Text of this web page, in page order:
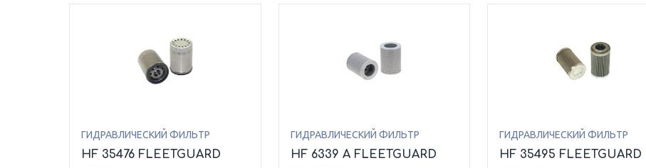
ГИДРАВЛИЧЕСКИЙ ФИЛЬТР
HF 35476 FLEETGUARD
ГИДРАВЛИЧЕСКИЙ ФИЛЬТР
HF 6339 A FLEETGUARD
ГИДРАВЛИЧЕСКИЙ ФИЛЬТР
HF 35495 FLEETGUARD